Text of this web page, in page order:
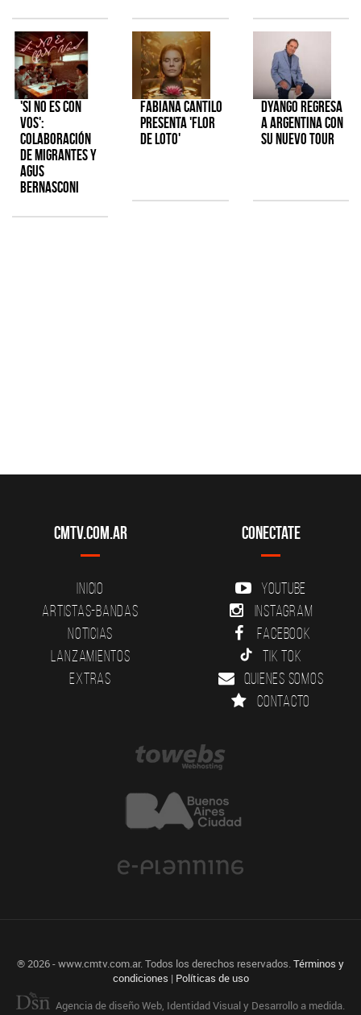
'Si No Es Con
Vos':
colaboración
de Migrantes y
Agus
Bernasconi
Fabiana Cantilo
presenta 'Flor
de Loto'
Dyango regresa
a Argentina con
su nuevo tour
CMTV.com.ar
Inicio
Artistas-Bandas
Noticias
Lanzamientos
Extras
Conectate
YouTube
Instagram
Facebook
Tik Tok
Quienes somos
Contacto
® 2026 - www.cmtv.com.ar. Todos los derechos reservados.Términos y
condiciones | Políticas de uso
Agencia de diseño Web, Identidad Visual y Desarrollo a medida.